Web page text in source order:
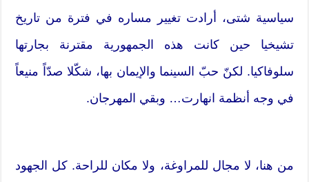
سياسية شتى، أرادت تغيير مساره في فترة من تاريخ
تشيخيا حين كانت هذه الجمهورية مقترنة بجارتها
سلوفاكيا. لكنّ حبّ السينما والإيمان بها، شكّلا صدّاً منيعاً
في وجه أنظمة انهارت… وبقي المهرجان.
من هنا، لا مجال للمراوغة، ولا مكان للراحة. كل الجهود